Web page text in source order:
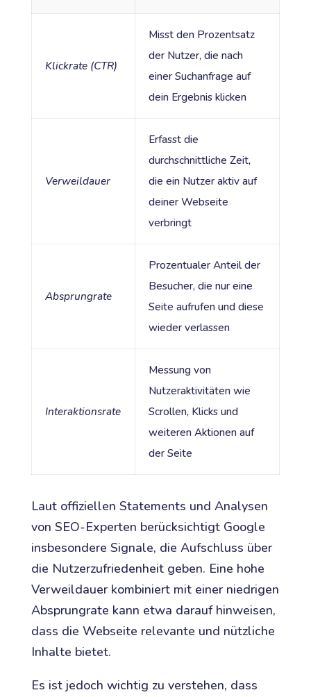
Klickrate (CTR)
Misst den Prozentsatz
der Nutzer, die nach
einer Suchanfrage auf
dein Ergebnis klicken
Verweildauer
Erfasst die
durchschnittliche Zeit,
die ein Nutzer aktiv auf
deiner Webseite
verbringt
Absprungrate
Prozentualer Anteil der
Besucher, die nur eine
Seite aufrufen und diese
wieder verlassen
Interaktionsrate
Messung von
Nutzeraktivitäten wie
Scrollen, Klicks und
weiteren Aktionen auf
der Seite
Laut offiziellen Statements und Analysen
von SEO-Experten berücksichtigt Google
insbesondere Signale, die Aufschluss über
die Nutzerzufriedenheit geben. Eine hohe
Verweildauer kombiniert mit einer niedrigen
Absprungrate kann etwa darauf hinweisen,
dass die Webseite relevante und nützliche
Inhalte bietet.
Es ist jedoch wichtig zu verstehen, dass